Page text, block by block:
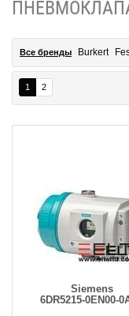
Все бренды Burkert
1 2
Siemens
6DR5215-0EN00-